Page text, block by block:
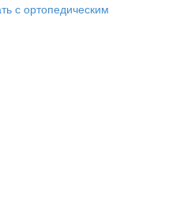
с ортопедическим